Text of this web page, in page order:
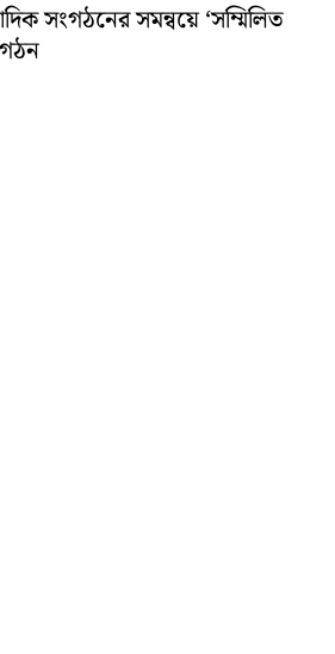
সংগঠনের সমন্বয়ে ‘সম্মিলিত